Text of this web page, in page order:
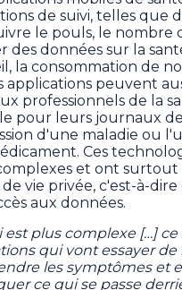
de suivi, telles que
le pouls, le nombre
des données sur la
la consommation de
applications peuvent
professionnels de la
pour leurs journaux de
d'une maladie ou
Ces
et ont surtout
vie privée, c'est-à-dire
aux données.
est plus complexe […] ce
qui vont essayer
les symptômes et
ce qui se passe